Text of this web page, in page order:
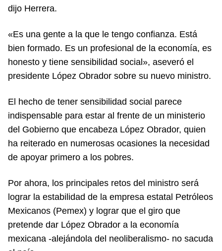
dijo Herrera.
«Es una gente a la que le tengo confianza. Está
bien formado. Es un profesional de la economía, es
honesto y tiene sensibilidad social», aseveró el
presidente López Obrador sobre su nuevo ministro.
El hecho de tener sensibilidad social parece
indispensable para estar al frente de un ministerio
del Gobierno que encabeza López Obrador, quien
ha reiterado en numerosas ocasiones la necesidad
de apoyar primero a los pobres.
Por ahora, los principales retos del ministro será
lograr la estabilidad de la empresa estatal Petróleos
Mexicanos (Pemex) y lograr que el giro que
pretende dar López Obrador a la economía
mexicana -alejándola del neoliberalismo- no sacuda